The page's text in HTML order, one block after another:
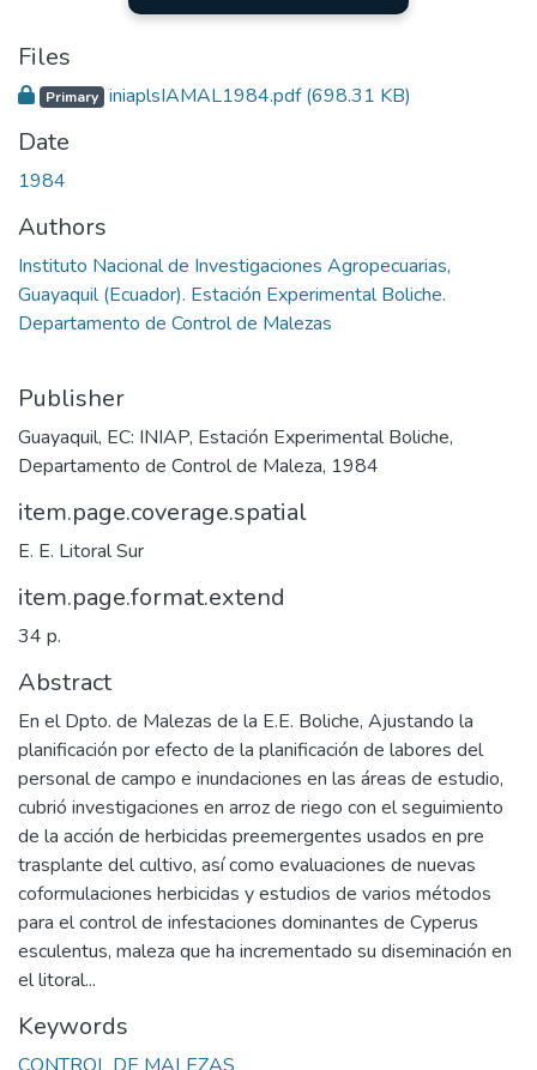
Files
Primary iniaplsIAMAL1984.pdf(698.31 KB)
Date
1984
Authors
Instituto Nacional de Investigaciones Agropecuarias,
Guayaquil (Ecuador). Estación Experimental Boliche.
Departamento de Control de Malezas
Publisher
Guayaquil, EC: INIAP, Estación Experimental Boliche,
Departamento de Control de Maleza, 1984
item.page.coverage.spatial
E. E. Litoral Sur
item.page.format.extend
34 p.
Abstract
En el Dpto. de Malezas de la E.E. Boliche, Ajustando la
planificación por efecto de la planificación de labores del
personal de campo e inundaciones en las áreas de estudio,
cubrió investigaciones en arroz de riego con el seguimiento
de la acción de herbicidas preemergentes usados en pre
trasplante del cultivo, así como evaluaciones de nuevas
coformulaciones herbicidas y estudios de varios métodos
para el control de infestaciones dominantes de Cyperus
esculentus, maleza que ha incrementado su diseminación en
el litoral...
Keywords